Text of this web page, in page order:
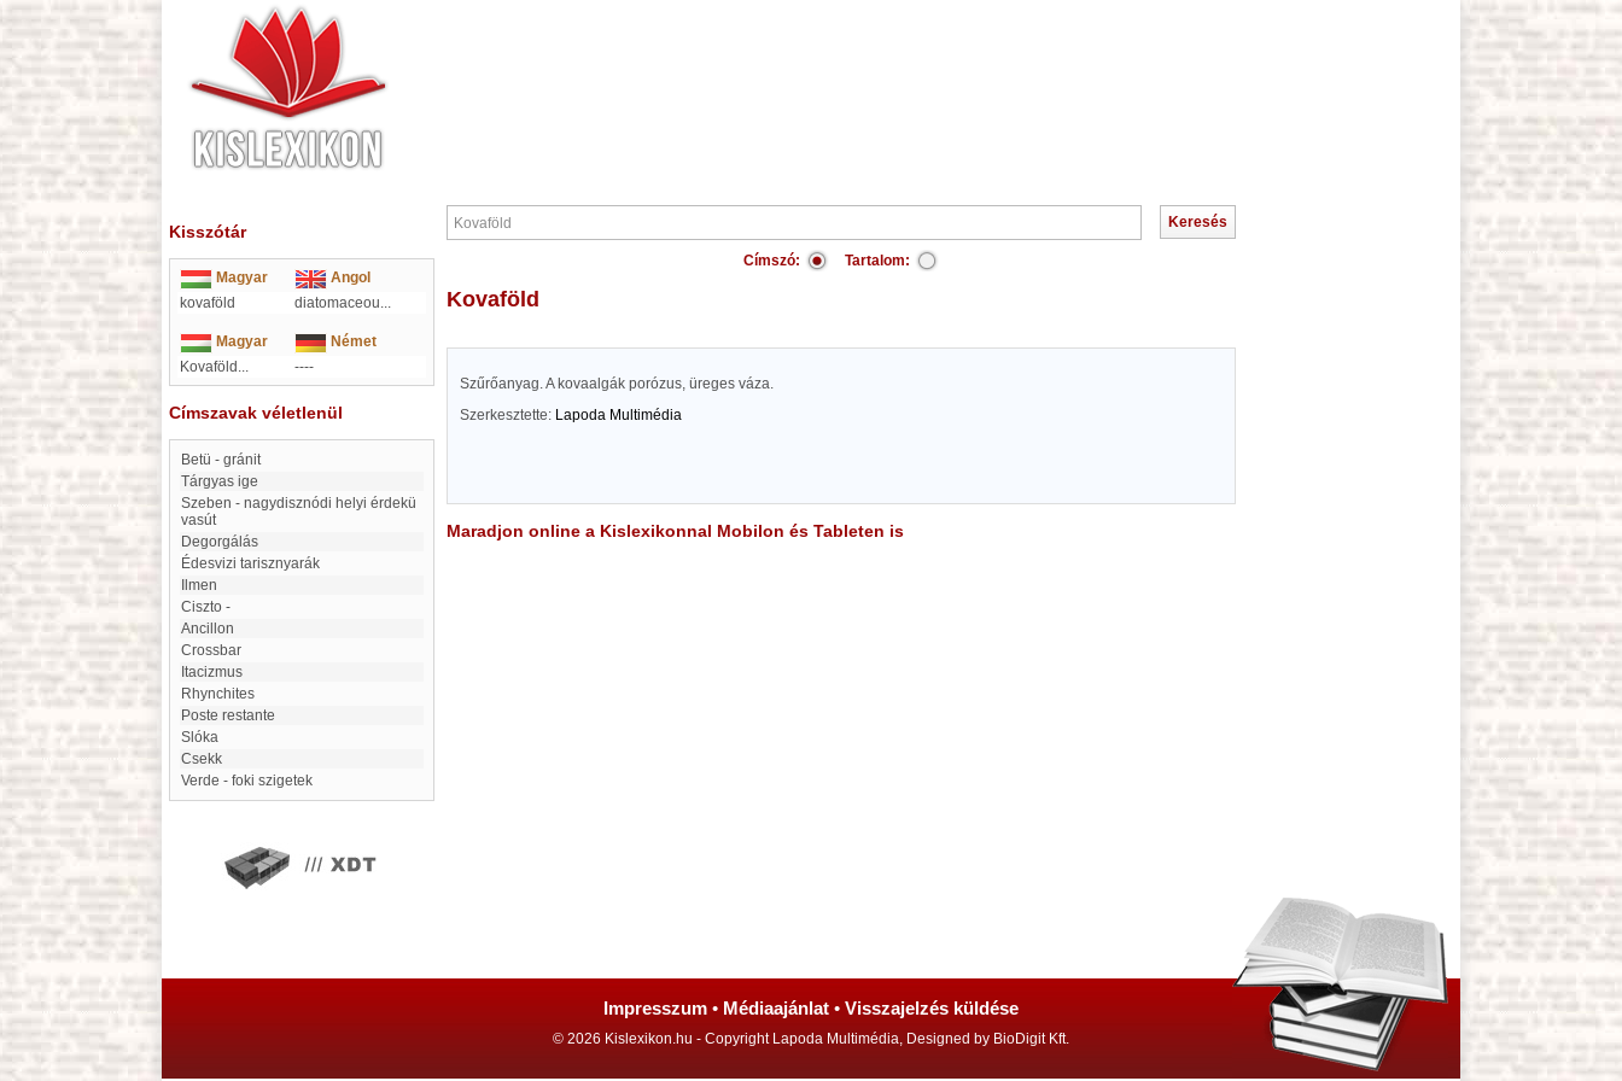
Kisszótár
Magyar
Angol
kovaföld
diatomaceou...
Magyar
Német
Kovaföld...
----
Címszavak véletlenül
Betü - gránit
Tárgyas ige
Szeben - nagydisznódi helyi érdekü
vasút
Degorgálás
édesvizi tarisznyarák
Ilmen
ciszto -
Ancillon
crossbar
Itacizmus
Rhynchites
Poste restante
slóka
Csekk
Verde - foki szigetek
Címszó: Tartalom:
Kovaföld
Szűrőanyag. A kovaalgák porózus, üreges váza.
Szerkesztette: Lapoda Multimédia
Maradjon online a Kislexikonnal Mobilon és Tableten is
Impresszum • Médiaajánlat • Visszajelzés küldése
© 2026 Kislexikon.hu - Copyright Lapoda Multimédia, Designed by BioDigit Kft.